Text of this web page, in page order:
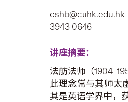
cshb@cuhk.edu.hk
3943 0646
讲座摘要：
法舫法师（
此理念常与其师太
其是英语学界中，